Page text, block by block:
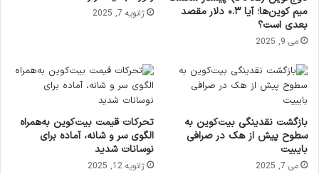
میم کوین‌ها؛ آیا ۰.۳ دلار مقصد
بعدی است؟
می 9, 2025
ژانویه 7, 2025
بازگشت نقدینگی بیت‌کوین به
سطوح پیش از هک در صرافی
بایبیت
می 7, 2025
تحرکات قیمت بیت‌کوین به‌همراه
الگوی سر و شانه، آماده برای
نوسانات شدید
ژانویه 12, 2025